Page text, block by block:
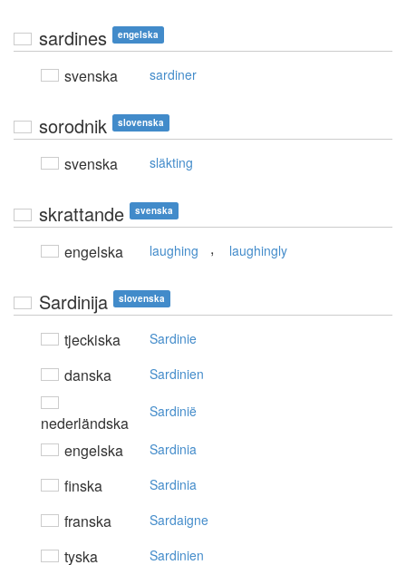
sardines engelska
svenska sardiner
sorodnik slovenska
svenska släkting
skrattande svenska
engelska laughing , laughingly
Sardinija slovenska
tjeckiska Sardinie
danska Sardinien
nederländska
Sardinië
engelska Sardinia
finska Sardinia
franska Sardaigne
tyska Sardinien